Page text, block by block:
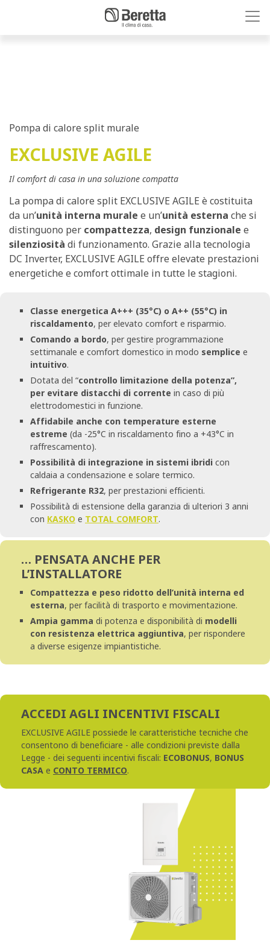
Pompa di calore split murale
EXCLUSIVE AGILE
Il comfort di casa in una soluzione compatta
La pompa di calore split EXCLUSIVE AGILE è costituita
da un’unità interna murale e un’unità esterna che si
distinguono per compattezza, design funzionale e
silenziosità di funzionamento. Grazie alla tecnologia
DC Inverter, EXCLUSIVE AGILE offre elevate prestazioni
energetiche e comfort ottimale in tutte le stagioni.
Classe energetica A+++ (35°C) o A++ (55°C) in
riscaldamento, per elevato comfort e risparmio.
Comando a bordo, per gestire programmazione
settimanale e comfort domestico in modo semplice e
intuitivo.
Dotata del “controllo limitazione della potenza”,
per evitare distacchi di corrente in caso di più
elettrodomestici in funzione.
Affidabile anche con temperature esterne
estreme (da -25°C in riscaldamento fino a +43°C in
raffrescamento).
Possibilità di integrazione in sistemi ibridi con
caldaia a condensazione e solare termico.
Refrigerante R32, per prestazioni efficienti.
Possibilità di estensione della garanzia di ulteriori 3 anni
con KASKO e TOTAL COMFORT.
… PENSATA ANCHE PER
L’INSTALLATORE
Compattezza e peso ridotto dell’unità interna ed
esterna, per facilità di trasporto e movimentazione.
Ampia gamma di potenza e disponibilità di modelli
con resistenza elettrica aggiuntiva, per rispondere
a diverse esigenze impiantistiche.
ACCEDI AGLI INCENTIVI FISCALI
EXCLUSIVE AGILE possiede le caratteristiche tecniche che
consentono di beneficiare - alle condizioni previste dalla
Legge - dei seguenti incentivi fiscali: ECOBONUS, BONUS
CASA e CONTO TERMICO.